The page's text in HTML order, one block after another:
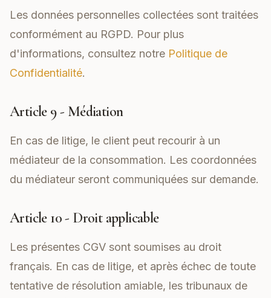
Les données personnelles collectées sont traitées
conformément au RGPD. Pour plus
d'informations, consultez notre Politique de
Confidentialité.
Article 9 - Médiation
En cas de litige, le client peut recourir à un
médiateur de la consommation. Les coordonnées
du médiateur seront communiquées sur demande.
Article 10 - Droit applicable
Les présentes CGV sont soumises au droit
français. En cas de litige, et après échec de toute
tentative de résolution amiable, les tribunaux de